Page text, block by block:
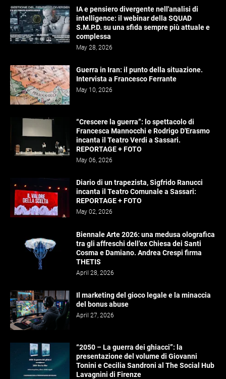
IA e pensiero divergente nell'analisi di
intelligence: il webinar della SQUAD
S.M.P.D. su una sfida sempre più attuale e
complessa
May 28, 2026
Guerra in Iran: il punto della situazione.
Intervista a Francesco Ferrante
May 10, 2026
“Crescere la guerra”: lo spettacolo di
Francesca Mannocchi e Rodrigo D'Erasmo
incanta il Teatro Verdi a Sassari.
REPORTAGE + FOTO
May 06, 2026
Diario di un trapezista, Sigfrido Ranucci
incanta il Teatro Comunale a Sassari:
REPORTAGE + FOTO
May 02, 2026
Biennale Arte 2026: una medusa olografica
tra gli affreschi dell’ex Chiesa dei Santi
Cosma e Damiano. Andrea Crespi firma
THETIS
April 28, 2026
Il marketing del gioco legale e la minaccia
del bonus abuse
April 27, 2026
“2050 – La guerra dei ghiacci”: la
presentazione del volume di Giovanni
Tonini e Cecilia Sandroni al The Social Hub
Lavagnini di Firenze